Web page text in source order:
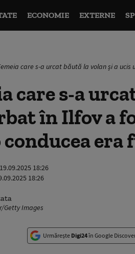
ECONOMIE EXTERNE
care s-a urcat băută la volan și a
care s-a
în Ilfov a
conducea era
19.09.2025 18:26
18:26
Getty Images
Urmărește Digi24în Google